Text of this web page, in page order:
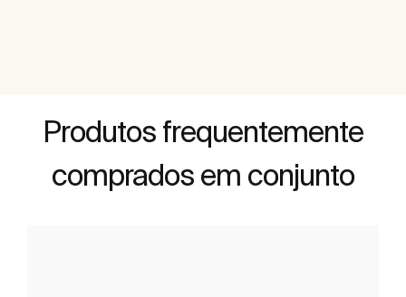
Produtos frequentemente
comprados em conjunto